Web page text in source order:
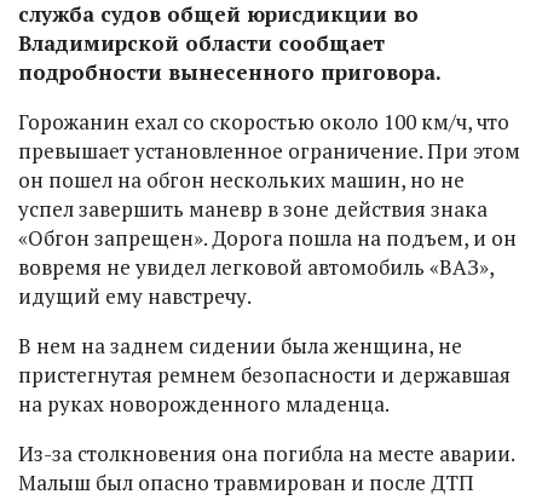
служба судов общей юрисдикции во
Владимирской области сообщает
подробности вынесенного приговора.
Горожанин ехал со скоростью около 100 км/ч, что
превышает установленное ограничение. При этом
он пошел на обгон нескольких машин, но не
успел завершить маневр в зоне действия знака
«Обгон запрещен». Дорога пошла на подъем, и он
вовремя не увидел легковой автомобиль «ВАЗ»,
идущий ему навстречу.
В нем на заднем сидении была женщина, не
пристегнутая ремнем безопасности и державшая
на руках новорожденного младенца.
Из-за столкновения она погибла на месте аварии.
Малыш был опасно травмирован и после ДТП